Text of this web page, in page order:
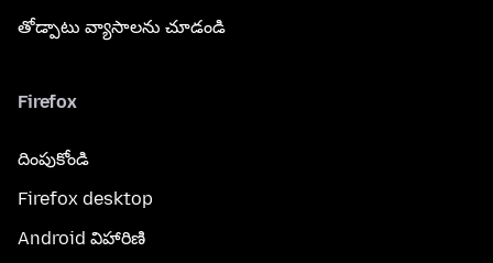
తోడ్పాటు వ్యాసాలను చూడండి
Firefox
దింపుకోండి
Firefox desktop
Android విహారిణి